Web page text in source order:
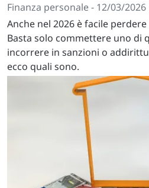
Finanza personale - 12/03/2026
Anche nel 2026 è facile
Basta solo commettere uno di
incorrere in sanzioni o
ecco quali sono.